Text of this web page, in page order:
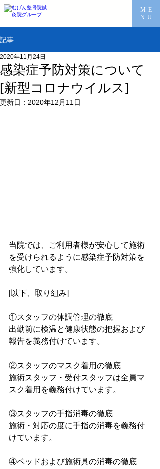
ME
NU
記事
感染症予防対策について
[新型コロナウイルス]
2020年11月24日
更新日： 2020年12月11日
当院では、ご利用者様が安心して施術
を受けられるように感染症予防対策を
強化しています。
[以下、取り組み]
①スタッフの体調管理の徹底
出勤前に検温と健康状態の把握および
報告を義務付けています。
②スタッフのマスク着用の徹底
施術スタッフ・受付スタッフは全員マ
スク着用を義務付けています。
③スタッフの手指消毒の徹底
施術・対応の度に手指の消毒を義務付
けています。
④ベッドおよび施術具の消毒の徹底